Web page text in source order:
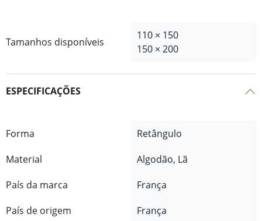
Tamanhos disponíveis
110 × 150
150 × 200
ESPECIFICAÇÕES
Forma
Retângulo
Material
Algodão, Lã
País da marca
França
País de origem
França